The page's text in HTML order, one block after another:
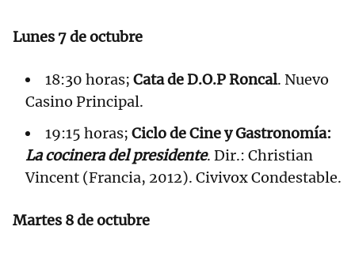
Lunes 7 de octubre
18:30 horas; Cata de D.O.P Roncal. Nuevo
Casino Principal.
19:15 horas; Ciclo de Cine y Gastronomía:
La cocinera del presidente. Dir.: Christian
Vincent (Francia, 2012). Civivox Condestable.
Martes 8 de octubre